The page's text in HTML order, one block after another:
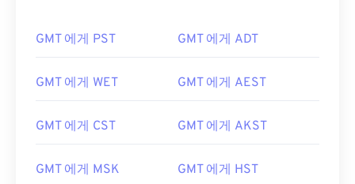
GMT 에게 PST GMT 에게 ADT
GMT 에게 WET GMT 에게 AEST
GMT 에게 CST GMT 에게 AKST
GMT 에게 MSK GMT 에게 HST